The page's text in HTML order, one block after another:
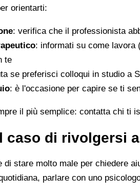
orientarti:
: verifica che il professionista
: informati su come lavora
te
se preferisci colloqui in studio a
: è l'occasione per capire se ti
il più semplice: contatta chi ti
caso di rivolgersi
di stare molto male per chiedere
parlare con uno